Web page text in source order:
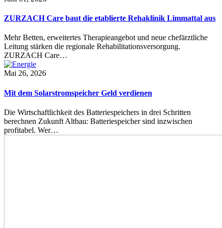
ZURZACH Care baut die etablierte Rehaklinik Limmattal aus
Mehr Betten, erweitertes Therapieangebot und neue chefärztliche
Leitung stärken die regionale Rehabilitationsversorgung.
ZURZACH Care…
Mai 26, 2026
Mit dem Solarstromspeicher Geld verdienen
Die Wirtschaftlichkeit des Batteriespeichers in drei Schritten
berechnen Zukunft Altbau: Batteriespeicher sind inzwischen
profitabel. Wer…